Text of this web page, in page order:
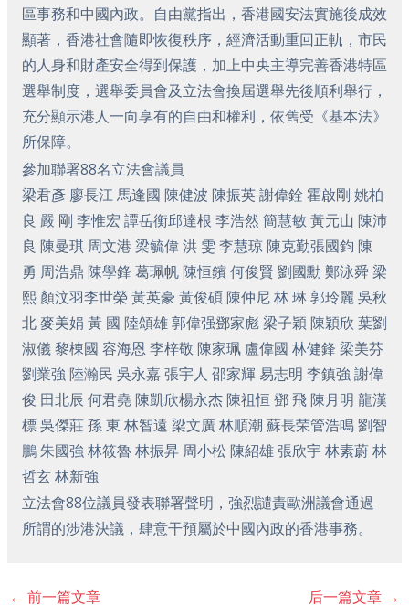
區事務和中國內政。自由黨指出，香港國安法實施後成效
顯著，香港社會隨即恢復秩序，經濟活動重回正軌，市民
的人身和財產安全得到保護，加上中央主導完善香港特區
選舉制度，選舉委員會及立法會換屆選舉先後順利舉行，
充分顯示港人一向享有的自由和權利，依舊受《基本法》
所保障。
參加聯署88名立法會議員
梁君彥 廖長江 馬逢國 陳健波 陳振英 謝偉銓 霍啟剛 姚柏
良 嚴 剛 李惟宏 譚岳衡邱達根 李浩然 簡慧敏 黃元山 陳沛
良 陳曼琪 周文港 梁毓偉 洪 雯 李慧琼 陳克勤張國鈞 陳
勇 周浩鼎 陳學鋒 葛珮帆 陳恒鑌 何俊賢 劉國勳 鄭泳舜 梁
熙 顏汶羽李世榮 黃英豪 黃俊碩 陳仲尼 林 琳 郭玲麗 吳秋
北 麥美娟 黃 國 陸頌雄 郭偉强鄧家彪 梁子穎 陳穎欣 葉劉
淑儀 黎棟國 容海恩 李梓敬 陳家珮 盧偉國 林健鋒 梁美芬
劉業強 陸瀚民 吳永嘉 張宇人 邵家輝 易志明 李鎮強 謝偉
俊 田北辰 何君堯 陳凱欣楊永杰 陳祖恒 鄧 飛 陳月明 龍漢
標 吳傑莊 孫 東 林智遠 梁文廣 林順潮 蘇長荣管浩鳴 劉智
鵬 朱國強 林筱魯 林振昇 周小松 陳紹雄 張欣宇 林素蔚 林
哲玄 林新強
立法會88位議員發表聯署聲明，強烈譴責歐洲議會通過
所謂的涉港決議，肆意干預屬於中國內政的香港事務。
← 前一篇文章 后一篇文章 →